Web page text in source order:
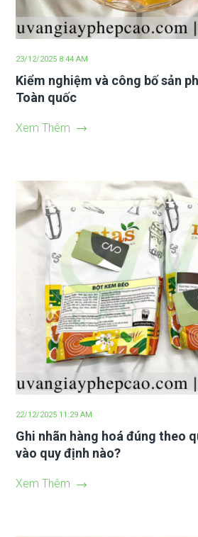
23/12/2025 8:44 AM
Kiểm nghiệm và công bố sản
Toàn quốc
Xem Thêm
22/12/2025 11:29 AM
Ghi nhãn hàng hoá đúng theo
vào quy định nào?
Xem Thêm